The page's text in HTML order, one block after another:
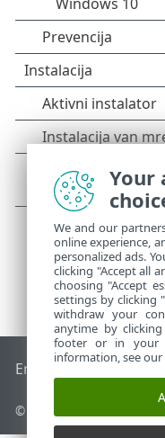
End of Life ESET Forum
© 1992 - 2026 ESET, spol.
Your
We and our
online experience,
personalized ads.
clicking "Accept all
choosing "Accept
settings by clicking
withdraw your
anytime by
footer or in your
information, see our